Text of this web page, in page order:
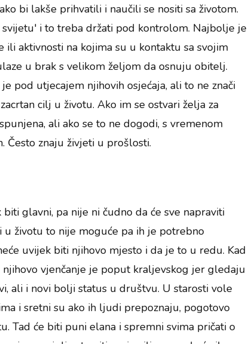
bi lakše prihvatili i naučili se nositi sa životom.
i to treba držati pod kontrolom. Najbolje je
ili aktivnosti na kojima su u kontaktu sa svojim
u brak s velikom željom da osnuju obitelj.
pod utjecajem njihovih osjećaja, ali to ne znači
cilj u životu. Ako im se ostvari želja za
ali ako se to ne dogodi, s vremenom
Često znaju živjeti u prošlosti.
glavni, pa nije ni čudno da će sve napraviti
životu to nije moguće pa ih je potrebno
uvijek biti njihovo mjesto i da je to u redu. Kad
vjenčanje je poput kraljevskog jer gledaju
ali i novi bolji status u društvu. U starosti vole
i sretni su ako ih ljudi prepoznaju, pogotovo
Tad će biti puni elana i spremni svima pričati o